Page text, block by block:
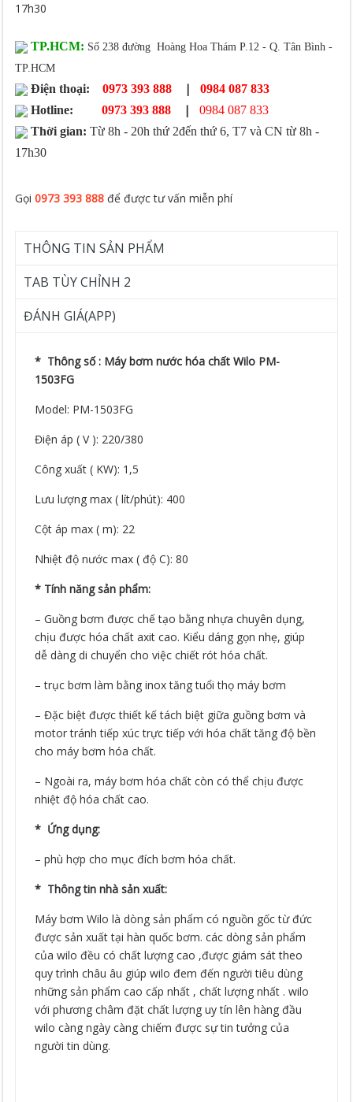
17h30
TP.HCM: Số 238 đường Hoàng Hoa Thám P.12 - Q. Tân Bình -
TP.HCM
Điện thoại: 0973 393 888 |
0984 087 833
Hotline:
0973 393 888 |
0984 087 833
Thời gian: Từ 8h - 20h thứ 2đến thứ 6, T7 và CN từ 8h -
17h30
Gọi0973 393 888 để được tư vấn miễn phí
THÔNG TIN SẢN PHẨM
TAB TÙY CHỈNH 2
ĐÁNH GIÁ(APP)
* Thông số : Máy bơm nước hóa chất Wilo PM-
1503FG
Model: PM-1503FG
Điện áp ( V ): 220/380
Công xuất ( KW): 1,5
Lưu lượng max ( lít/phút): 400
Cột áp max ( m): 22
Nhiệt độ nước max ( độ C): 80
* Tính năng sản phẩm:
– Guồng bơm được chế tạo bằng nhựa chuyên dụng,
chịu được hóa chất axit cao. Kiểu dáng gọn nhẹ, giúp
dễ dàng di chuyển cho việc chiết rót hóa chất.
– trục bơm làm bằng inox tăng tuổi thọ máy bơm
– Đặc biệt được thiết kế tách biệt giữa guồng bơm và
motor tránh tiếp xúc trực tiếp với hóa chất tăng độ bền
cho máy bơm hóa chất.
– Ngoài ra, máy bơm hóa chất còn có thể chịu được
nhiệt độ hóa chất cao.
* Ứng dụng:
– phù hợp cho mục đích bơm hóa chất.
* Thông tin nhà sản xuất:
Máy bơm Wilo là dòng sản phẩm có nguồn gốc từ đức
được sản xuất tại hàn quốc bơm. các dòng sản phẩm
của wilo đều có chất lượng cao ,được giám sát theo
quy trình châu âu giúp wilo đem đến người tiêu dùng
những sản phẩm cao cấp nhất , chất lượng nhất . wilo
với phương châm đặt chất lượng uy tín lên hàng đầu
wilo càng ngày càng chiếm được sự tin tưởng của
người tin dùng.